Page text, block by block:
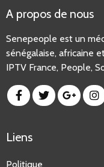
A propos de nous
Senepeople est un
sénégalaise, africaine
IPTV France, People,
Liens
Politique